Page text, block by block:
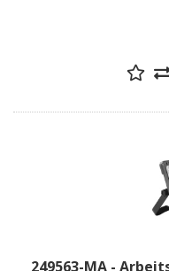
249563-MA -